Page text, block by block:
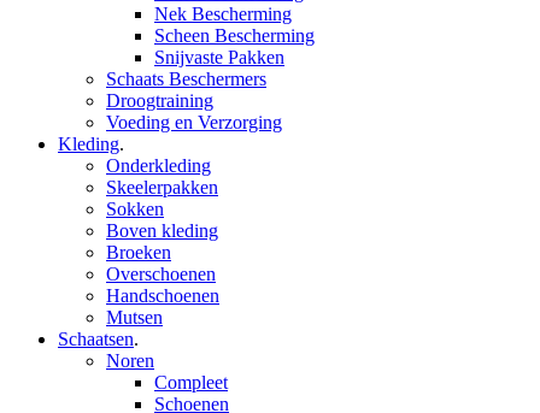
Nek Bescherming
Scheen Bescherming
Snijvaste Pakken
Schaats Beschermers
Droogtraining
Voeding en Verzorging
Kleding.
Onderkleding
Skeelerpakken
Sokken
Boven kleding
Broeken
Overschoenen
Handschoenen
Mutsen
Schaatsen.
Noren
Compleet
Schoenen